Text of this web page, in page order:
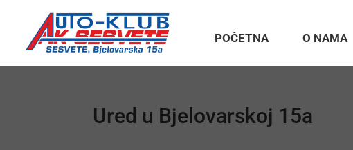
POČETNA O NAMA
Ured u Bjelovarskoj 15a